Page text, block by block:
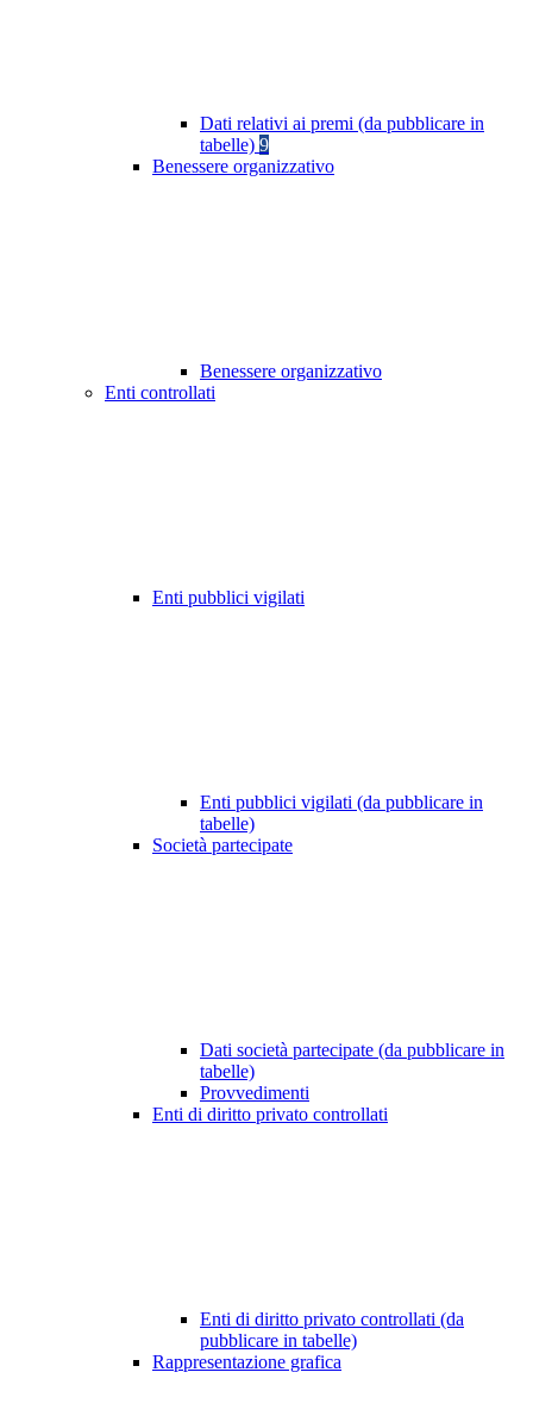
Dati relativi ai premi (da pubblicare in
tabelle) 9
Benessere organizzativo
Benessere organizzativo
Enti controllati
Enti pubblici vigilati
Enti pubblici vigilati (da pubblicare in
tabelle)
Società partecipate
Dati società partecipate (da pubblicare in
tabelle)
Provvedimenti
Enti di diritto privato controllati
Enti di diritto privato controllati (da
pubblicare in tabelle)
Rappresentazione grafica